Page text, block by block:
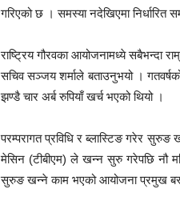
गरिएको छ । समस्या नदेखिएमा
राष्ट्रिय गौरवका आयोजनामध्ये सबैभन्दा
सचिव सञ्जय शर्माले बताउनुभयो ।
झण्डै चार अर्ब रुपियाँ खर्च भएको थियो ।
परम्परागत प्रविधि र ब्लास्टिङ गरेर
मेसिन (टीबीएम) ले खन्न सुरु गरेपछि नौ
सुरुङ खन्ने काम भएको आयोजना प्रमुख